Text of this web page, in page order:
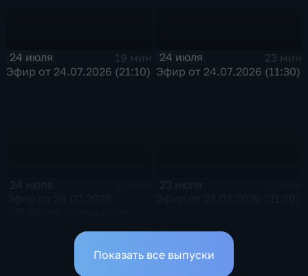
24 июля
19 мин
Эфир от 24.07.2026 (21:10)
24 июля
23 мин
Эфир от 24.07.2026 (11:30)
Показать все выпуски